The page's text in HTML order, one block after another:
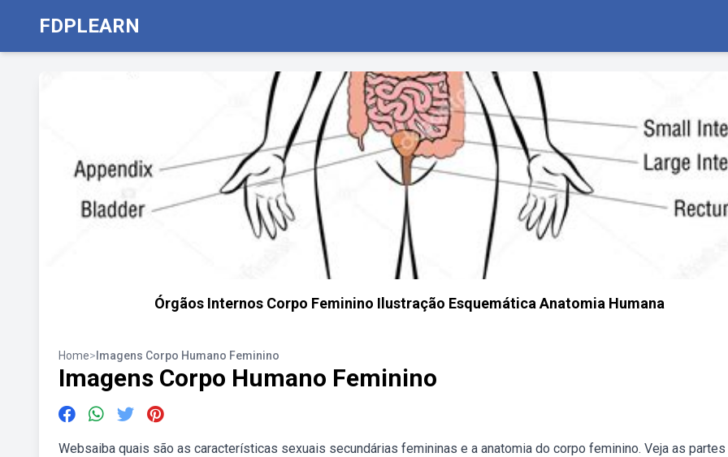
FDPLEARN
Órgãos Internos Corpo Feminino Ilustração Esquemática Anatomia Humana
Home> Imagens Corpo Humano Feminino
Imagens Corpo Humano Feminino
Websaiba quais são as características sexuais secundárias femininas e a anatomia do corpo feminino. Veja as partes